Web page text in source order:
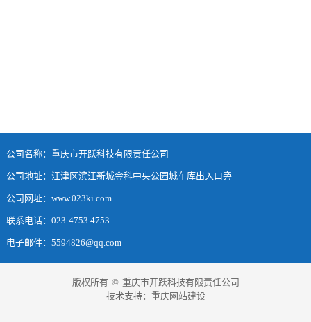
公司名称：重庆市开跃科技有限责任公司
公司地址：江津区滨江新城金科中央公园城车库出入口旁
公司网址：www.023ki.com
联系电话：023-4753 4753
电子邮件：5594826@qq.com
版权所有 © 重庆市开跃科技有限责任公司
技术支持： 重庆网站建设